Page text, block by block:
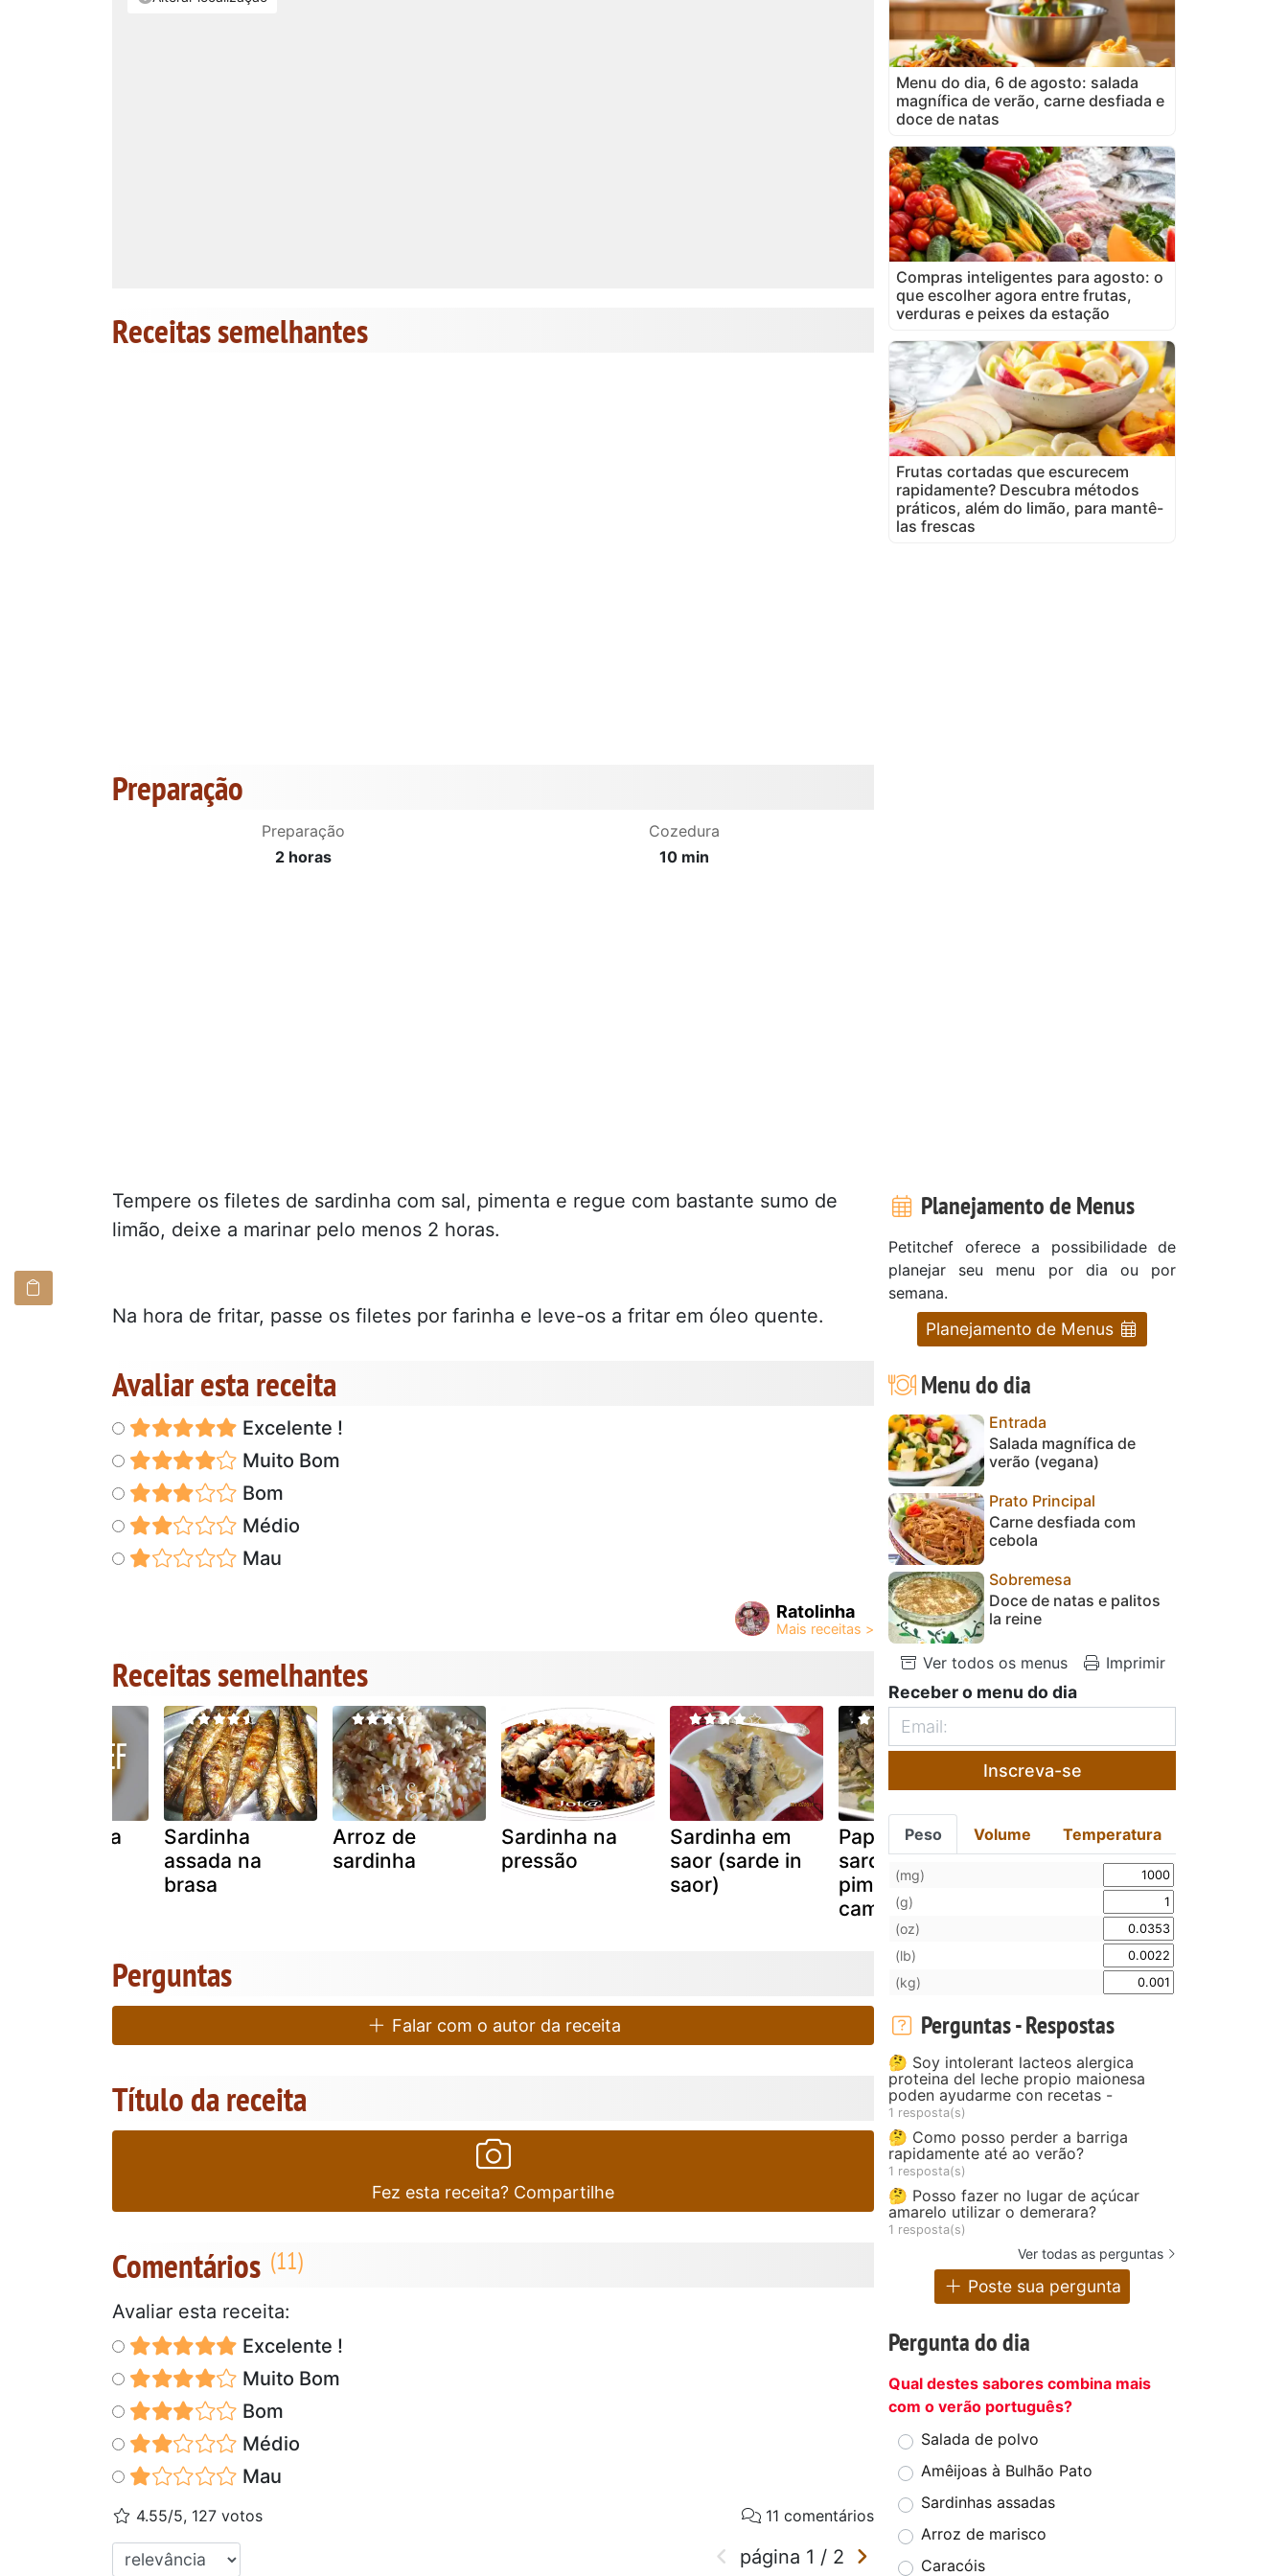
Receitas semelhantes
Preparação
Preparação
2 horas
Cozedura
10 min
Tempere os filetes de sardinha com sal, pimenta e regue com bastante sumo de
limão, deixe a marinar pelo menos 2 horas.
Na hora de fritar, passe os filetes por farinha e leve-os a fritar em óleo quente.
Avaliar esta receita
Excelente !
Muito Bom
Bom
Médio
Mau
Ratolinha
Receitas semelhantes
na
Sardinha
assada na
brasa
Arroz de
sardinha
Sardinha na
pressão
Sardinha em
saor (sarde in
saor)
Papelote de
sardinha com
pimenta
cambuci
Arroz de
sardinha
de sardinha
Perguntas
Falar com o autor da receita
Título da receita
Fez esta receita? Compartilhe
Comentários
Avaliar esta receita:
Excelente !
Muito Bom
Bom
Médio
Mau
4.55/5, 127 votos 11 comentários
página 1 / 2
Menu do dia, 6 de agosto: salada
magnífica de verão, carne desfiada e
doce de natas
Compras inteligentes para agosto: o
que escolher agora entre frutas,
verduras e peixes da estação
Frutas cortadas que escurecem
rapidamente? Descubra métodos
práticos, além do limão, para mantê-
las frescas
Planejamento de Menus
Petitchef oferece a possibilidade de
planejar seu menu por dia ou por
semana.
Planejamento de Menus
Menu do dia
Entrada
Salada magnífica de
verão (vegana)
Prato Principal
Carne desfiada com
cebola
Sobremesa
Doce de natas e palitos
la reine
Ver todos os menus Imprimir
Receber o menu do dia
Inscreva-se
Peso Volume Temperatura
(mg)
(g)
(oz)
(lb)
(kg)
Perguntas - Respostas
🤔 Soy intolerant lacteos alergica
proteina del leche propio maionesa
poden ayudarme con recetas -
1 resposta(s)
🤔 Como posso perder a barriga
rapidamente até ao verão?
1 resposta(s)
🤔 Posso fazer no lugar de açúcar
amarelo utilizar o demerara?
1 resposta(s)
Ver todas as perguntas
Poste sua pergunta
Pergunta do dia
Qual destes sabores combina mais
com o verão português?
Salada de polvo
Amêijoas à Bulhão Pato
Sardinhas assadas
Arroz de marisco
Caracóis